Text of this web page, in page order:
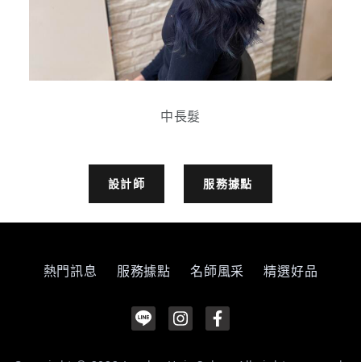
中長髮
設計師 服務據點
熱門訊息 服務據點 名師風采 精選好品